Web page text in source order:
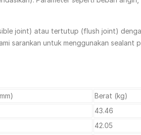
joint) atau tertutup (flush joint)
sarankan untuk menggunakan sealant
Berat (kg)
43.46
42.05